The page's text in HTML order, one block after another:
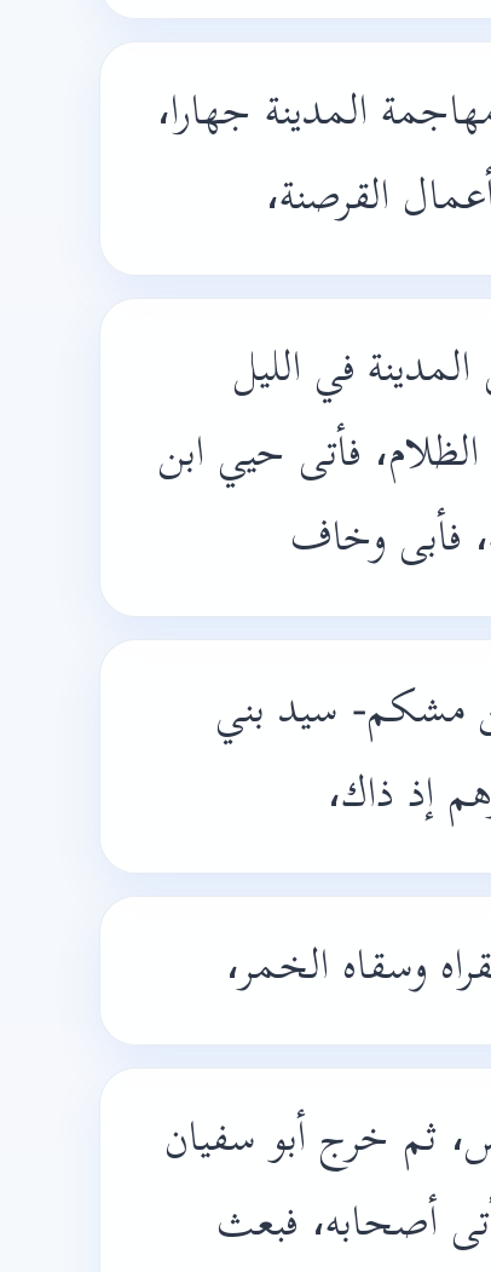
المدينة جهارا،
القرصنة،
في الليل
فأتى حيي ابن
فأبى وخاف
مشكم- سيد بني
إذ ذاك،
وسقاه الخمر،
ثم خرج أبو سفيان
أصحابه، فبعث